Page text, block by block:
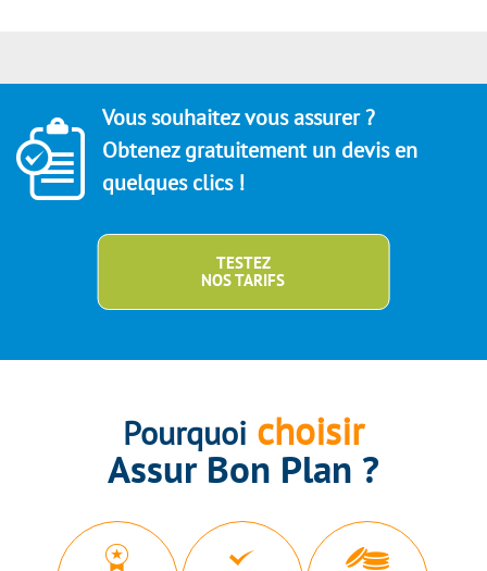
Vous souhaitez vous assurer ?
Obtenez gratuitement un devis en
quelques clics !
TESTEZ
NOS TARIFS
Pourquoi choisir
Assur Bon Plan ?